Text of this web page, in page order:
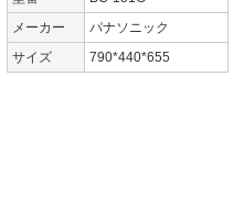
メーカー
パナソニック
サイズ
790*440*655